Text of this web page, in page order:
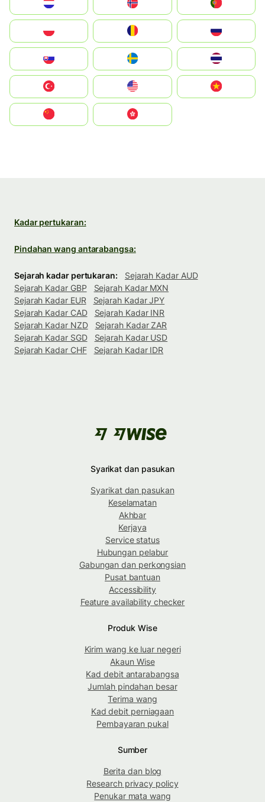
United States
中國香港特別行政區
Kadar pertukaran:
Pindahan wang antarabangsa:
Sejarah kadar pertukaran:
Sejarah Kadar AUD
Sejarah Kadar GBP
Sejarah Kadar MXN
Sejarah Kadar EUR
Sejarah Kadar JPY
Sejarah Kadar CAD
Sejarah Kadar INR
Sejarah Kadar NZD
Sejarah Kadar ZAR
Sejarah Kadar SGD
Sejarah Kadar USD
Sejarah Kadar CHF
Sejarah Kadar IDR
Syarikat dan pasukan
Syarikat dan pasukan
Keselamatan
Akhbar
Kerjaya
Service status
Hubungan pelabur
Gabungan dan perkongsian
Pusat bantuan
Accessibility
Feature availability checker
Produk Wise
Kirim wang ke luar negeri
Akaun Wise
Kad debit antarabangsa
Jumlah pindahan besar
Terima wang
Kad debit perniagaan
Pembayaran pukal
Sumber
Berita dan blog
Research privacy policy
Penukar mata wang